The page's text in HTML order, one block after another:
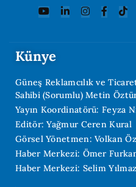
Künye
Güneş Reklamcılık ve
Sahibi (Sorumlu) Metin
Yayın Koordinatörü: Feyza
Editör: Yağmur Ceren Kural
Görsel Yönetmen: Volkan
Haber Merkezi: Ömer
Haber Merkezi: Selim Yılmaz